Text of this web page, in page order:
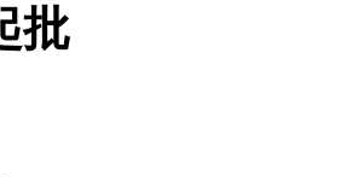
批